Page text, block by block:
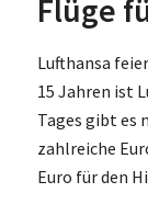
Flüge
Lufthansa
15 Jahren ist
Tages gibt es
zahlreiche
Euro für den